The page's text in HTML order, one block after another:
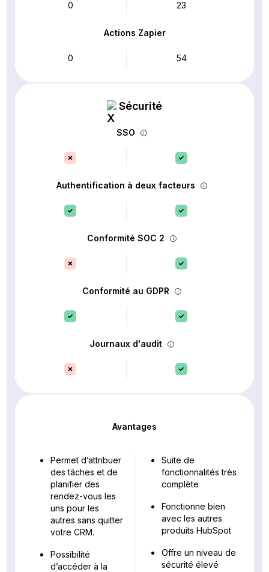
0 23
Actions Zapier
0 54
Sécurité
SSO
Authentification à deux facteurs
Conformité SOC 2
Conformité au GDPR
Journaux d'audit
Avantages
Permet d’attribuer
des tâches et de
planifier des
rendez-vous les
uns pour les
autres sans quitter
votre CRM.
Possibilité
d’accéder à la
Suite de
fonctionnalités très
complète
Fonctionne bien
avec les autres
produits HubSpot
Offre un niveau de
sécurité élevé